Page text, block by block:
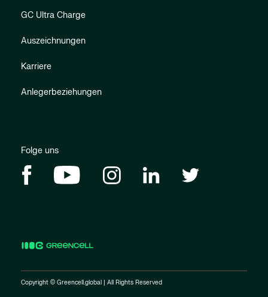
GC Ultra Charge
Auszeichnungen
Karriere
Anlegerbeziehungen
Folge uns
Copyright © Greencell.global | All Rights Reserved